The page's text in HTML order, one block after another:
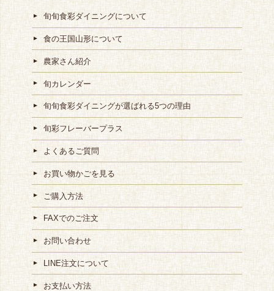
旬旬食彩ダイニングについて
食の王国山形について
農家さん紹介
旬カレンダー
旬旬食彩ダイニングが選ばれる5つの理由
旬彩フレーバープラス
よくあるご質問
お買い物かごを見る
ご購入方法
FAXでのご注文
お問い合わせ
LINE注文について
お支払い方法